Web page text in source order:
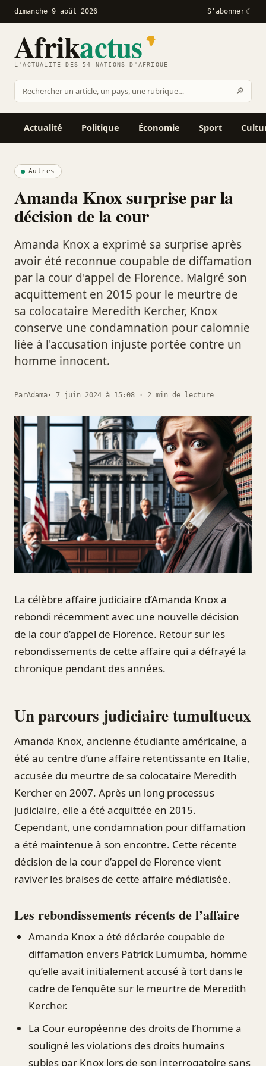
dimanche 9 août 2026 S'abonner
Afrikactus
L'ACTUALITÉ DES 54 NATIONS D'AFRIQUE
Rechercher
sur
Afrikactus
🔎
Actualité Politique Économie Sport
Autres
Amanda Knox surprise par la
décision de la cour
Amanda Knox a exprimé sa surprise après
avoir été reconnue coupable de diffamation
par la cour d'appel de Florence. Malgré son
acquittement en 2015 pour le meurtre de
sa colocataire Meredith Kercher, Knox
conserve une condamnation pour calomnie
liée à l'accusation injuste portée contre un
homme innocent.
ParAdama · 7 juin 2024 à 15:08 · 2 min de lecture
La célèbre affaire judiciaire d’Amanda Knox a
rebondi récemment avec une nouvelle décision
de la cour d’appel de Florence. Retour sur les
rebondissements de cette affaire qui a défrayé la
chronique pendant des années.
Un parcours judiciaire tumultueux
Amanda Knox, ancienne étudiante américaine, a
été au centre d’une affaire retentissante en Italie,
accusée du meurtre de sa colocataire Meredith
Kercher en 2007. Après un long processus
judiciaire, elle a été acquittée en 2015.
Cependant, une condamnation pour diffamation
a été maintenue à son encontre. Cette récente
décision de la cour d’appel de Florence vient
raviver les braises de cette affaire médiatisée.
Les rebondissements récents de l’affaire
Amanda Knox a été déclarée coupable de
diffamation envers Patrick Lumumba, homme
qu’elle avait initialement accusé à tort dans le
cadre de l’enquête sur le meurtre de Meredith
Kercher.
La Cour européenne des droits de l’homme a
souligné les violations des droits humains
subies par Knox lors de son interrogatoire sans